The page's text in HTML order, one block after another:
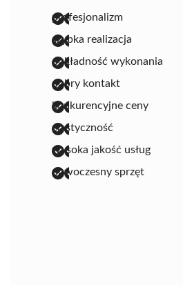
profesjonalizm
szybka realizacja
dokładność wykonania
dobry kontakt
konkurencyjne ceny
elastyczność
wysoka jakość usług
nowoczesny sprzęt